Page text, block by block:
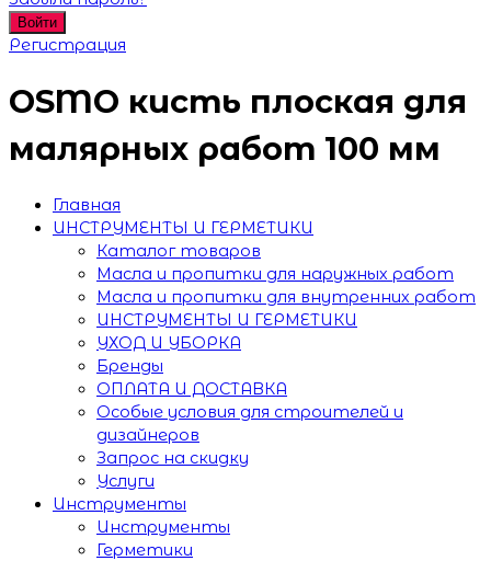
Войти
Регистрация
OSMO кисть плоская для
малярных работ 100 мм
Главная
ИНСТРУМЕНТЫ И ГЕРМЕТИКИ
Каталог товаров
Масла и пропитки для наружных работ
Масла и пропитки для внутренних работ
ИНСТРУМЕНТЫ И ГЕРМЕТИКИ
УХОД И УБОРКА
Бренды
ОПЛАТА И ДОСТАВКА
Особые условия для строителей и
дизайнеров
Запрос на скидку
Услуги
Инструменты
Инструменты
Герметики